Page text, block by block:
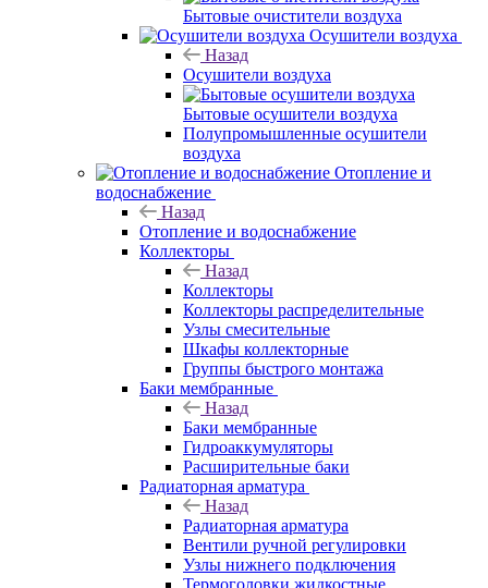
Бытовые очистители воздуха
Осушители воздуха
Назад
Осушители воздуха
Бытовые осушители воздуха
Полупромышленные осушители
воздуха
Отопление и
водоснабжение
Назад
Отопление и водоснабжение
Коллекторы
Назад
Коллекторы
Коллекторы распределительные
Узлы смесительные
Шкафы коллекторные
Группы быстрого монтажа
Баки мембранные
Назад
Баки мембранные
Гидроаккумуляторы
Расширительные баки
Радиаторная арматура
Назад
Радиаторная арматура
Вентили ручной регулировки
Узлы нижнего подключения
Термоголовки жидкостные